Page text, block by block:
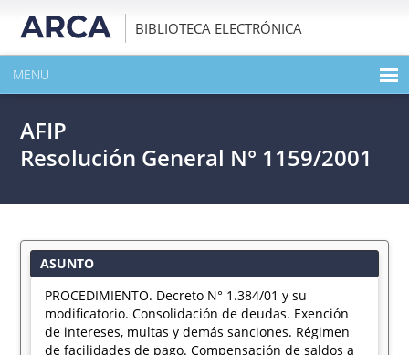
BIBLIOTECA ELECTRÓNICA
MENU
EXPANDIR TODO EL CONTENIDO DE LA PUBLICACIÓN
AFIP
Resolución General N° 1159/2001
ASUNTO
PROCEDIMIENTO. Decreto N° 1.384/01 y su
modificatorio. Consolidación de deudas. Exención
de intereses, multas y demás sanciones. Régimen
de facilidades de pago. Compensación de saldos a